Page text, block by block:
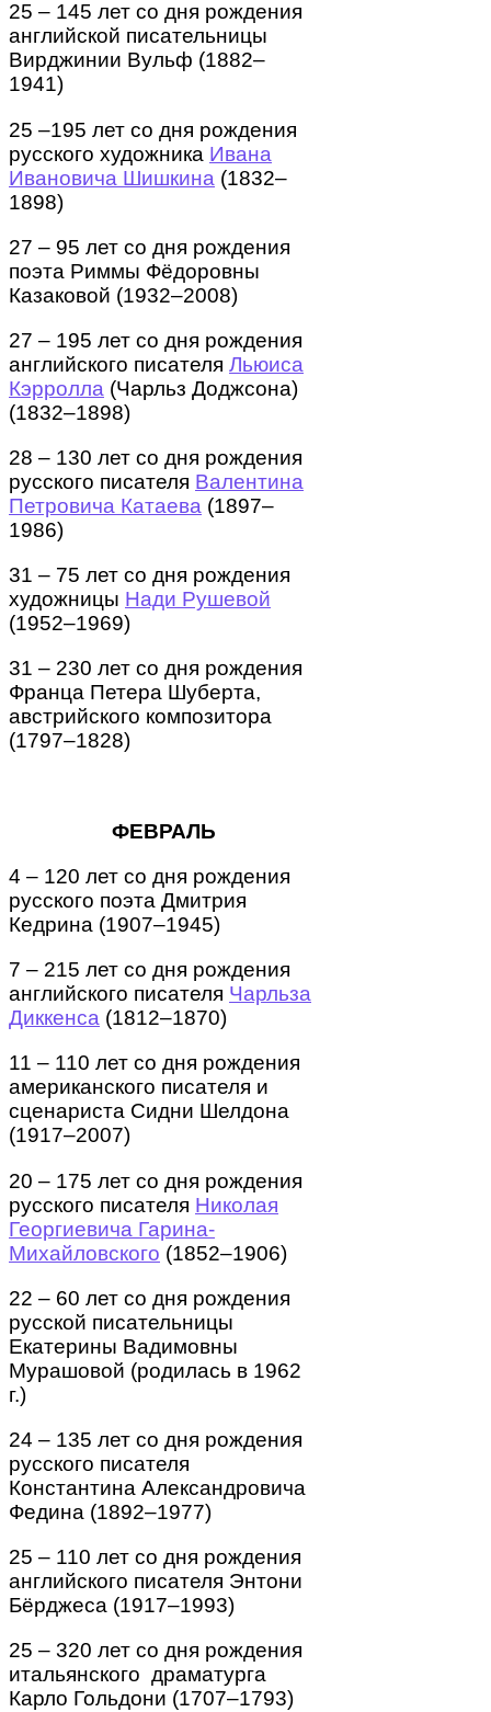
25 – 145 лет со дня рождения
английской писательницы
Вирджинии Вульф (1882–
1941)
25 –195 лет со дня рождения
русского художника Ивана
Ивановича Шишкина (1832–
1898)
27 – 95 лет со дня рождения
поэта Риммы Фёдоровны
Казаковой (1932–2008)
27 – 195 лет со дня рождения
английского писателя Льюиса
Кэрролла (Чарльз Доджсона)
(1832–1898)
28 – 130 лет со дня рождения
русского писателя Валентина
Петровича Катаева (1897–
1986)
31 – 75 лет со дня рождения
художницы Нади Рушевой
(1952–1969)
31 – 230 лет со дня рождения
Франца Петера Шуберта,
австрийского композитора
(1797–1828)
ФЕВРАЛЬ
4 – 120 лет со дня рождения
русского поэта Дмитрия
Кедрина (1907–1945)
7 – 215 лет со дня рождения
английского писателя Чарльза
Диккенса (1812–1870)
11 – 110 лет со дня рождения
американского писателя и
сценариста Сидни Шелдона
(1917–2007)
20 – 175 лет со дня рождения
русского писателя Николая
Георгиевича Гарина-
Михайловского (1852–1906)
22 – 60 лет со дня рождения
русской писательницы
Екатерины Вадимовны
Мурашовой (родилась в 1962
г.)
24 – 135 лет со дня рождения
русского писателя
Константина Александровича
Федина (1892–1977)
25 – 110 лет со дня рождения
английского писателя Энтони
Бёрджеса (1917–1993)
25 – 320 лет со дня рождения
итальянского драматурга
Карло Гольдони (1707–1793)